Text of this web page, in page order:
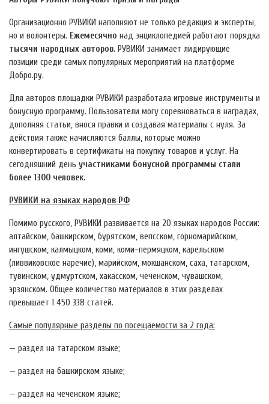
Организационно РУВИКИ наполняют не только редакция и эксперты,
но и волонтеры. Ежемесячно над энциклопедией работают порядка
тысячи народных авторов. РУВИКИ занимает лидирующие
позиции среди самых популярных мероприятий на платформе
Добро.ру.
Для авторов площадки РУВИКИ разработала игровые инструменты и
бонусную программу. Пользователи могу соревноваться в наградах,
дополняя статьи, внося правки и создавая материалы с нуля. За
действия также начисляются баллы, которые можно
конвертировать в сертификаты на покупку товаров и услуг. На
сегодняшний день участниками бонусной программы стали
более 1300 человек.
РУВИКИ на языках народов РФ
Помимо русского, РУВИКИ развивается на 20 языках народов России:
алтайском, башкирском, бурятском, вепсском, горномарийском,
ингушском, калмыцком, коми, коми-пермяцком, карельском
(ливвиковское наречие), марийском, мокшанском, саха, татарском,
тувинском, удмуртском, хакасском, чеченском, чувашском,
эрзянском. Общее количество материалов в этих разделах
превышает 1 450 338 статей.
Самые популярные разделы по посещаемости за 2 года:
— раздел на татарском языке;
— раздел на башкирском языке;
— раздел на чеченском языке;